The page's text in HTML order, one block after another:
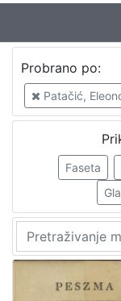
Probrano po:
Patačić,
Faseta